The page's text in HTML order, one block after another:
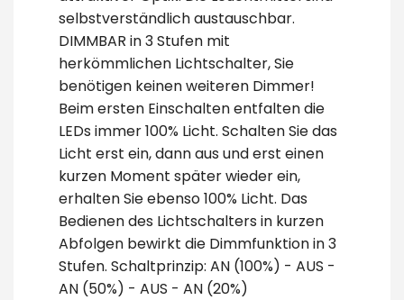
selbstverständlich austauschbar.
DIMMBAR in 3 Stufen mit
herkömmlichen Lichtschalter, Sie
benötigen keinen weiteren Dimmer!
Beim ersten Einschalten entfalten die
LEDs immer 100% Licht. Schalten Sie das
Licht erst ein, dann aus und erst einen
kurzen Moment später wieder ein,
erhalten Sie ebenso 100% Licht. Das
Bedienen des Lichtschalters in kurzen
Abfolgen bewirkt die Dimmfunktion in 3
Stufen. Schaltprinzip: AN (100%) - AUS -
AN (50%) - AUS - AN (20%)